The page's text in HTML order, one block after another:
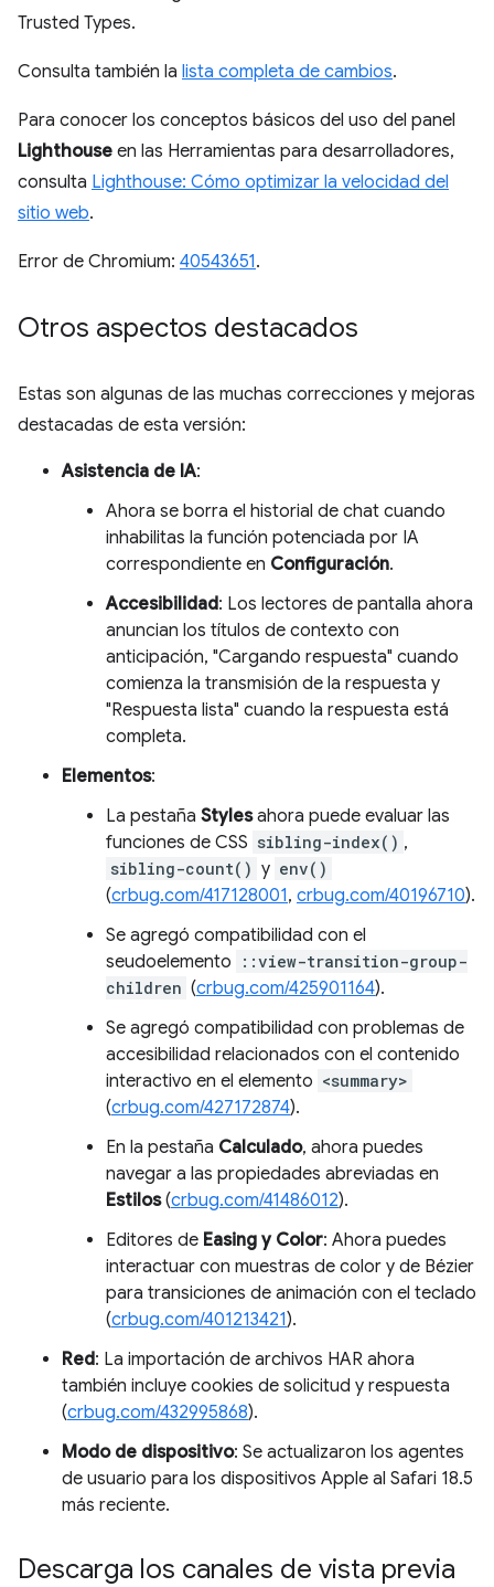
Trusted Types.
Consulta también la lista completa de cambios.
Para conocer los conceptos básicos del uso del panel
Lighthouse en las Herramientas para desarrolladores,
consulta Lighthouse: Cómo optimizar la velocidad del
sitio web.
Error de Chromium: 40543651.
Otros aspectos destacados
Estas son algunas de las muchas correcciones y mejoras
destacadas de esta versión:
Asistencia de IA:
Ahora se borra el historial de chat cuando
inhabilitas la función potenciada por IA
correspondiente en Configuración.
Accesibilidad: Los lectores de pantalla ahora
anuncian los títulos de contexto con
anticipación, "Cargando respuesta" cuando
comienza la transmisión de la respuesta y
"Respuesta lista" cuando la respuesta está
completa.
Elementos:
La pestaña Stylesahora puede evaluar las
funciones de CSS sibling-index() ,
sibling-count() y env()
(crbug.com/417128001, crbug.com/40196710).
Se agregó compatibilidad con el
seudoelemento
::view-transition-group-
children (crbug.com/425901164).
Se agregó compatibilidad con problemas de
accesibilidad relacionados con el contenido
interactivo en el elemento <summary>
(crbug.com/427172874).
En la pestaña Calculado, ahora puedes
navegar a las propiedades abreviadas en
Estilos(crbug.com/41486012).
Editores de Easing y Color: Ahora puedes
interactuar con muestras de color y de Bézier
para transiciones de animación con el teclado
(crbug.com/401213421).
Red: La importación de archivos HAR ahora
también incluye cookies de solicitud y respuesta
(crbug.com/432995868).
Modo de dispositivo: Se actualizaron los agentes
de usuario para los dispositivos Apple al Safari 18.5
más reciente.
Descarga los canales de vista previa